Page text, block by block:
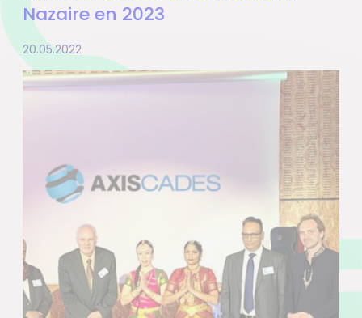
Nazaire en 2023
20.05.2022